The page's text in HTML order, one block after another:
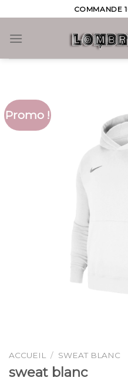
to
content
COMMANDE
Promo !
ACCUEIL / SWEAT BLANC
sweat blanc